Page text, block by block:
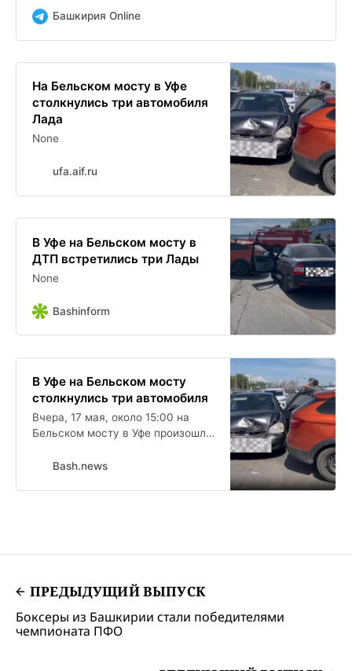
Башкирия Online
На Бельском мосту в Уфе
столкнулись три автомобиля
Лада
None
ufa.aif.ru
В Уфе на Бельском мосту в
ДТП встретились три Лады
None
Bashinform
В Уфе на Бельском мосту
столкнулись три автомобиля
Вчера, 17 мая, около 15:00 на
Бельском мосту в Уфе произошло
аварии пассажирку Лады Приоры
Bash.news
ПРЕДЫДУЩИЙ ВЫПУСК
Боксеры из Башкирии стали победителями
чемпионата ПФО